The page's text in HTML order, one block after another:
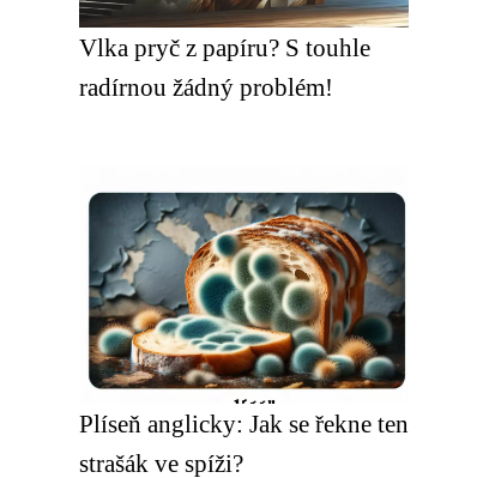
Vlka pryč z papíru? S touhle
radírnou žádný problém!
Plíseň anglicky: Jak se řekne ten
strašák ve spíži?